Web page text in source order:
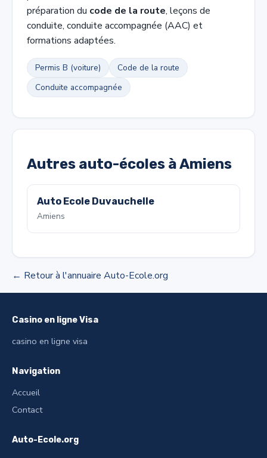
préparation du code de la route, leçons de
conduite, conduite accompagnée (AAC) et
formations adaptées.
Permis B (voiture)
Code de la route
Conduite accompagnée
Autres auto-écoles à Amiens
Auto Ecole Duvauchelle
Amiens
← Retour à l'annuaire Auto-Ecole.org
Casino en ligne Visa
casino en ligne visa
Navigation
Accueil
Contact
Auto-Ecole.org